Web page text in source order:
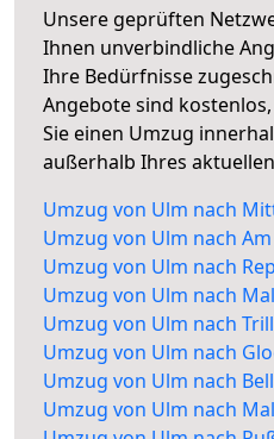
Unsere geprüften
Ihnen unverbindliche
Ihre Bedürfnisse
Angebote sind
Sie einen Umzug
außerhalb Ihres
Umzug von Ulm nach
Umzug von Ulm nach
Umzug von Ulm nach
Umzug von Ulm nach
Umzug von Ulm nach
Umzug von Ulm nach
Umzug von Ulm nach
Umzug von Ulm nach